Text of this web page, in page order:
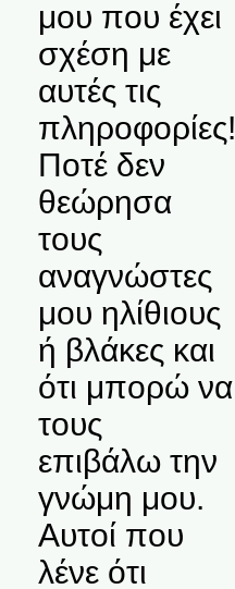
μου που έχει
σχέση με
αυτές τις
πληροφορίες!
Ποτέ δεν
θεώρησα
τους
αναγνώστες
μου ηλίθιους
ή βλάκες και
ότι μπορώ να
τους
επιβάλω την
γνώμη μου.
Αυτοί που
λένε ότι